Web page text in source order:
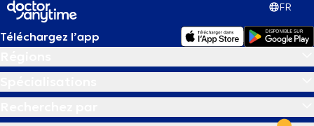
FR
Téléchargez l’app